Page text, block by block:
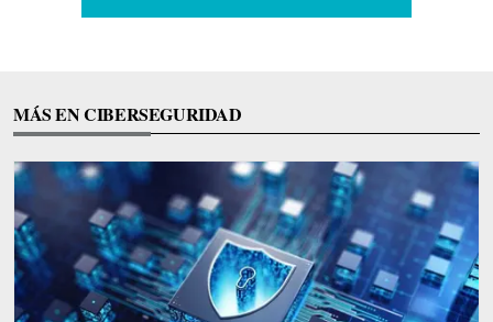
MÁS EN CIBERSEGURIDAD